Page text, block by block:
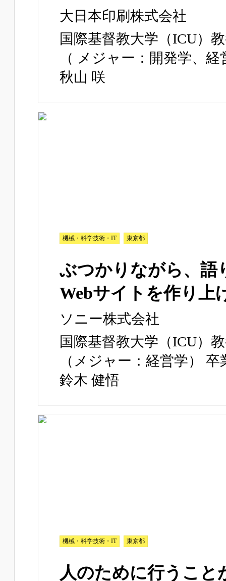
大日本印刷株式会社
国際基督教大学（ICU）
（ メジャー：開発学、
秋山 咲
機械・科学技術・IT 東京都
ぶつかりながら、語
Webサイトを作り上
ソニー株式会社
国際基督教大学（ICU）
（メジャー：経営学） 卒
鈴木 健悟
機械・科学技術・IT 東京都
人のために行うこと